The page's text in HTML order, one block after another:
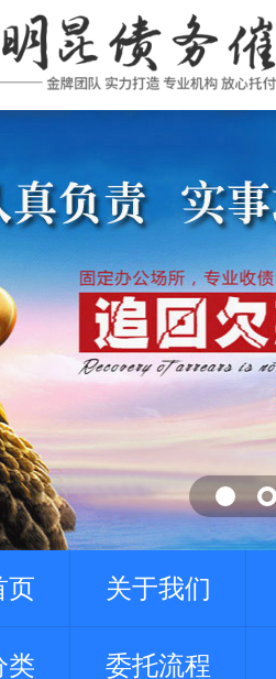
页 关于我们
类 委托流程